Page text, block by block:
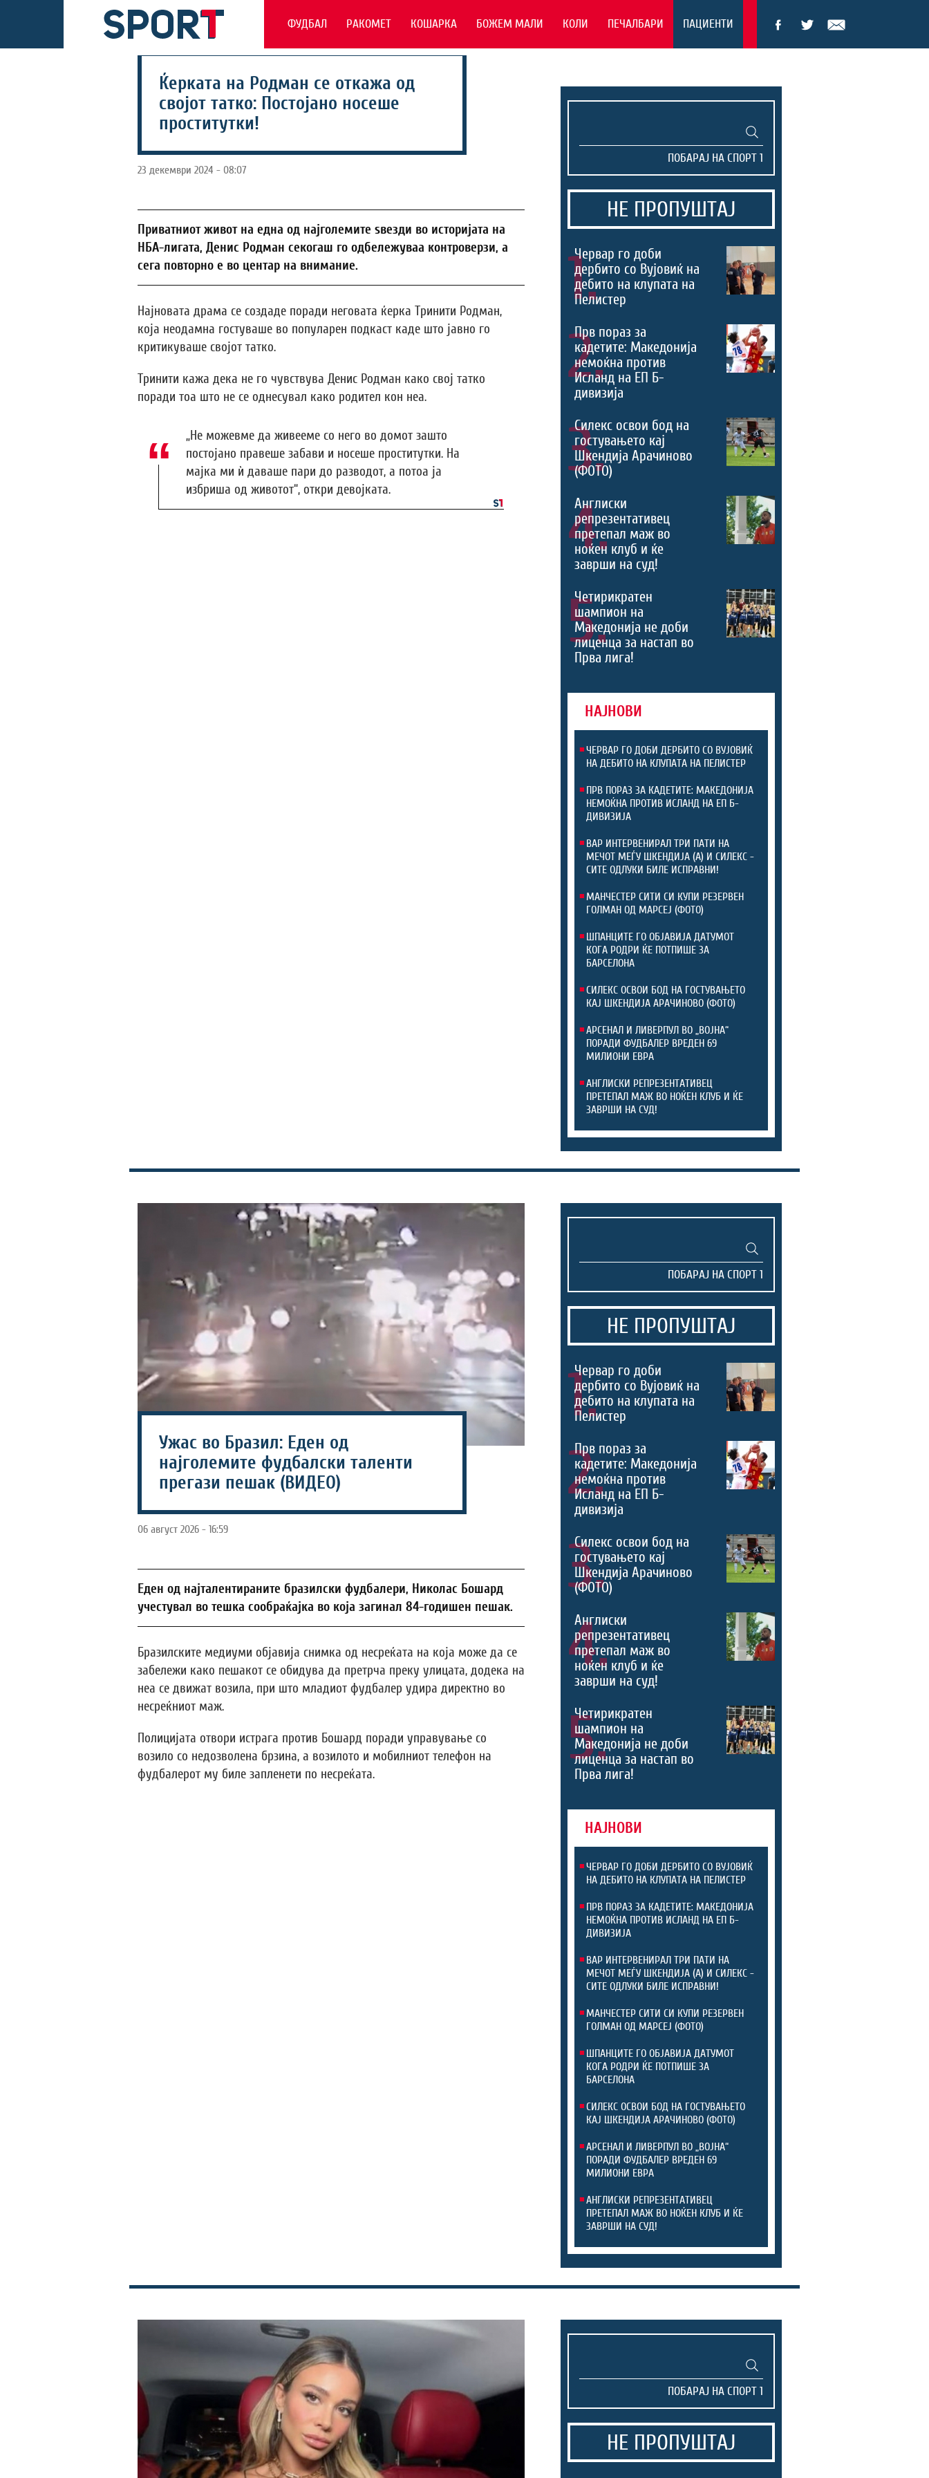
ФУДБАЛ РАКОМЕТ КОШАРКА БОЖЕМ МАЛИ КОЛИ ПЕЧАЛБАРИ ПАЦИЕНТИ
Ќерката на Родман се откажа од
својот татко: Постојано носеше
проститутки!
23 декември 2024 - 08:07
Приватниот живот на една од најголемите ѕвезди во историјата на
НБА-лигата, Денис Родман секогаш го одбележуваа контроверзи, а
сега повторно е во центар на внимание.
Најновата драма се создаде поради неговата ќерка Тринити Родман,
која неодамна гостуваше во популарен подкаст каде што јавно го
критикуваше својот татко.
Тринити кажа дека не го чувствува Денис Родман како свој татко
поради тоа што не се однесувал како родител кон неа.
„Не можевме да живееме со него во домот зашто
постојано правеше забави и носеше проститутки. На
мајка ми ѝ даваше пари до разводот, а потоа ја
избриша од животот“, откри девојката.
НЕ ПРОПУШТАЈ
1.
Червар го доби
дербито со Вујовиќ на
дебито на клупата на
Пелистер
2.
Прв пораз за
кадетите: Македонија
немоќна против
Исланд на ЕП Б-
дивизија
3.
Силекс освои бод на
гостувањето кај
Шкендија Арачиново
(ФОТО)
4.
Англиски
репрезентативец
претепал маж во
ноќен клуб и ќе
заврши на суд!
5.
Четирикратен
шампион на
Македонија не доби
лиценца за настап во
Прва лига!
НАЈНОВИ
ЧЕРВАР ГО ДОБИ ДЕРБИТО СО ВУЈОВИЌ
НА ДЕБИТО НА КЛУПАТА НА ПЕЛИСТЕР
ПРВ ПОРАЗ ЗА КАДЕТИТЕ: МАКЕДОНИЈА
НЕМОЌНА ПРОТИВ ИСЛАНД НА ЕП Б-
ДИВИЗИЈА
ВАР ИНТЕРВЕНИРАЛ ТРИ ПАТИ НА
МЕЧОТ МЕЃУ ШКЕНДИЈА (А) И СИЛЕКС -
СИТЕ ОДЛУКИ БИЛЕ ИСПРАВНИ!
МАНЧЕСТЕР СИТИ СИ КУПИ РЕЗЕРВЕН
ГОЛМАН ОД МАРСЕЈ (ФОТО)
ШПАНЦИТЕ ГО ОБЈАВИЈА ДАТУМОТ
КОГА РОДРИ ЌЕ ПОТПИШЕ ЗА
БАРСЕЛОНА
СИЛЕКС ОСВОИ БОД НА ГОСТУВАЊЕТО
КАЈ ШКЕНДИЈА АРАЧИНОВО (ФОТО)
АРСЕНАЛ И ЛИВЕРПУЛ ВО „ВОЈНА“
ПОРАДИ ФУДБАЛЕР ВРЕДЕН 69
МИЛИОНИ ЕВРА
АНГЛИСКИ РЕПРЕЗЕНТАТИВЕЦ
ПРЕТЕПАЛ МАЖ ВО НОЌЕН КЛУБ И ЌЕ
ЗАВРШИ НА СУД!
Ужас во Бразил: Еден од
најголемите фудбалски таленти
прегази пешак (ВИДЕО)
06 август 2026 - 16:59
Еден од најталентираните бразилски фудбалери, Николас Бошард
учестувал во тешка сообраќајка во која загинал 84-годишен пешак.
Бразилските медиуми објавија снимка од несреќата на која може да се
забележи како пешакот се обидува да претрча преку улицата, додека на
неа се движат возила, при што младиот фудбалер удира директно во
несреќниот маж.
Полицијата отвори истрага против Бошард поради управување со
возило со недозволена брзина, а возилото и мобилниот телефон на
фудбалерот му биле запленети по несреќата.
НЕ ПРОПУШТАЈ
1.
Червар го доби
дербито со Вујовиќ на
дебито на клупата на
Пелистер
2.
Прв пораз за
кадетите: Македонија
немоќна против
Исланд на ЕП Б-
дивизија
3.
Силекс освои бод на
гостувањето кај
Шкендија Арачиново
(ФОТО)
4.
Англиски
репрезентативец
претепал маж во
ноќен клуб и ќе
заврши на суд!
5.
Четирикратен
шампион на
Македонија не доби
лиценца за настап во
Прва лига!
НАЈНОВИ
ЧЕРВАР ГО ДОБИ ДЕРБИТО СО ВУЈОВИЌ
НА ДЕБИТО НА КЛУПАТА НА ПЕЛИСТЕР
ПРВ ПОРАЗ ЗА КАДЕТИТЕ: МАКЕДОНИЈА
НЕМОЌНА ПРОТИВ ИСЛАНД НА ЕП Б-
ДИВИЗИЈА
ВАР ИНТЕРВЕНИРАЛ ТРИ ПАТИ НА
МЕЧОТ МЕЃУ ШКЕНДИЈА (А) И СИЛЕКС -
СИТЕ ОДЛУКИ БИЛЕ ИСПРАВНИ!
МАНЧЕСТЕР СИТИ СИ КУПИ РЕЗЕРВЕН
ГОЛМАН ОД МАРСЕЈ (ФОТО)
ШПАНЦИТЕ ГО ОБЈАВИЈА ДАТУМОТ
КОГА РОДРИ ЌЕ ПОТПИШЕ ЗА
БАРСЕЛОНА
СИЛЕКС ОСВОИ БОД НА ГОСТУВАЊЕТО
КАЈ ШКЕНДИЈА АРАЧИНОВО (ФОТО)
АРСЕНАЛ И ЛИВЕРПУЛ ВО „ВОЈНА“
ПОРАДИ ФУДБАЛЕР ВРЕДЕН 69
МИЛИОНИ ЕВРА
АНГЛИСКИ РЕПРЕЗЕНТАТИВЕЦ
ПРЕТЕПАЛ МАЖ ВО НОЌЕН КЛУБ И ЌЕ
ЗАВРШИ НА СУД!
НЕ ПРОПУШТАЈ